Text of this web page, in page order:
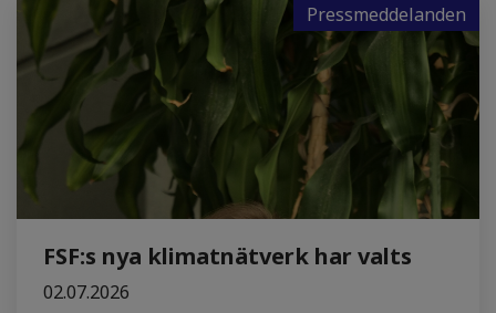
Pressmeddelanden
FSF:s nya klimatnätverk har valts
02.07.2026